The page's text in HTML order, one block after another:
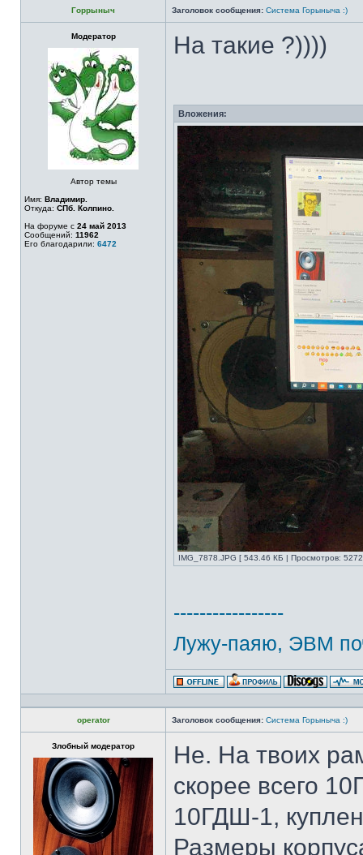
Горрыныч Заголовок сообщения: Система Горыныча :)
Модератор
Автор темы
Имя: Владимир.
Откуда: СПб. Колпино.
На форуме с 24 май 2013
Сообщений: 11962
Его благодарили: 6472
На такие ?))))
Вложения:
IMG_7878.JPG [ 543.46 КБ | Просмотров:
-----------------
Лужу-паяю, ЭВМ
operator Заголовок сообщения: Система Горыныча :)
Злобный модератор
Не. На твоих
скорее всего
10ГДШ-1,
Размеры